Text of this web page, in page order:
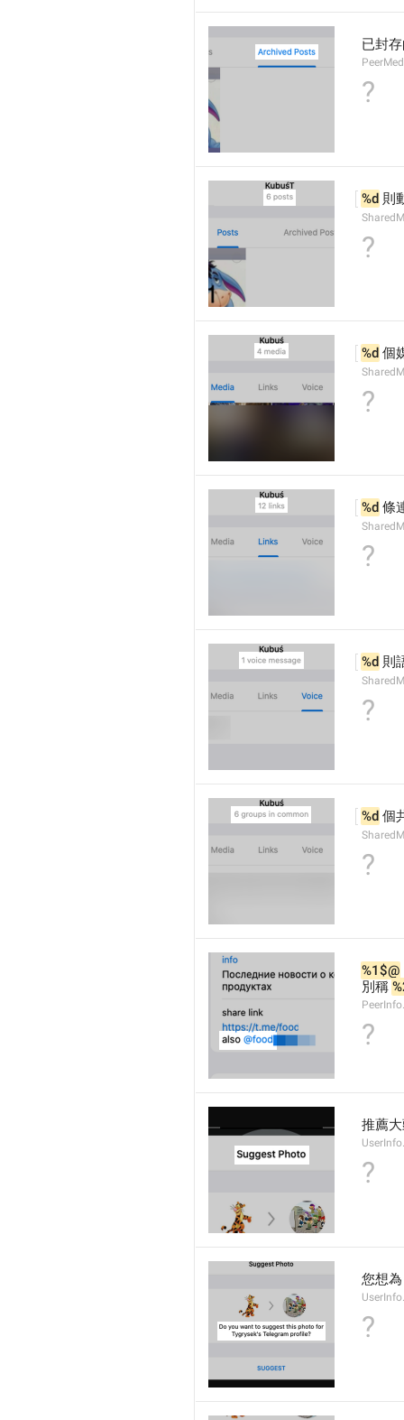
已封
?
%d 則
?
%d 個
?
%d 條
?
%d 則
?
%d 個
?
%1$@
別稱
?
推薦
?
您想
?